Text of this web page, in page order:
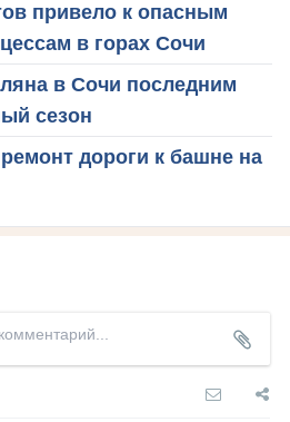
привело к опасным
в горах Сочи
в Сочи последним
сезон
дороги к башне на